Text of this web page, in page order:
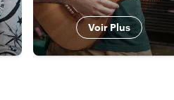
Voir Plus